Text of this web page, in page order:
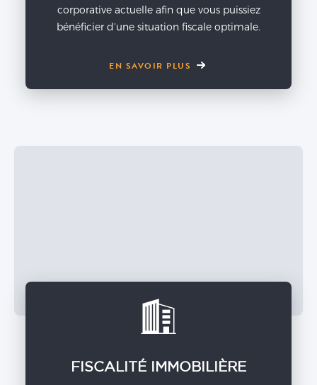
corporative actuelle afin que vous puissiez
bénéficier d’une situation fiscale optimale.
EN SAVOIR PLUS
FISCALITÉ IMMOBILIÈRE